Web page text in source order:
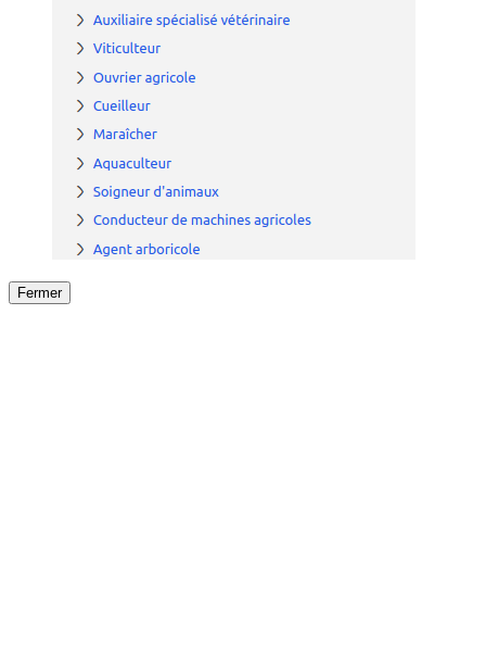
Fermer